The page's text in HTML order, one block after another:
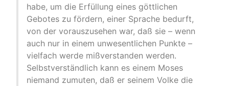
habe, um die Erfüllung eines göttlichen
Gebotes zu fördern, einer Sprache bedurft,
von der vorauszusehen war, daß sie – wenn
auch nur in einem unwesentlichen Punkte –
vielfach werde mißverstanden werden.
Selbstverständlich kann es einem Moses
niemand zumuten, daß er seinem Volke die